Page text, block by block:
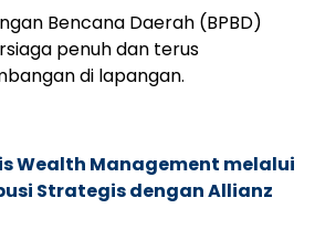
Bencana Daerah (BPBD)
penuh dan terus
di lapangan.
Wealth Management melalui
Strategis dengan Allianz